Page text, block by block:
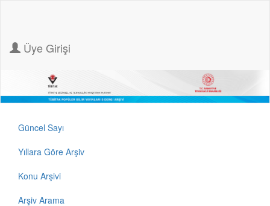
Üye Girişi
Güncel Sayı
Yıllara Göre Arşiv
Konu Arşivi
Arşiv Arama